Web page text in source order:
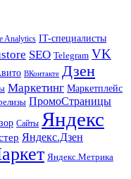
Analytics IT-специалисты
SEO Telegram VK
ВКонтакте Дзен
Маркетинг Маркетплейс
ПромоСтраницы
Сайты Яндекс
Яндекс.Дзен
Яндекс.Метрика